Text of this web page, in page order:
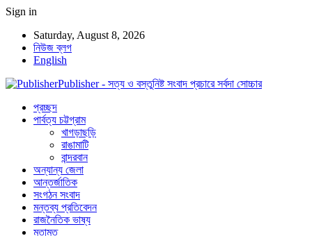
Sign in
Saturday, August 8, 2026
নিউজ ব্লগ
English
Publisher - সত্য ও বস্তুনিষ্ট সংবাদ প্রচারে সর্বদা সোচ্চার
প্রচ্ছদ
পার্বত্য চট্টগ্রাম
খাগড়াছড়ি
রাঙামাটি
বান্দরবান
অন্যান্য জেলা
আন্তর্জাতিক
সংগঠন সংবাদ
মন্তব্য প্রতিবেদন
রাজনৈতিক ভাষ্য
মতামত